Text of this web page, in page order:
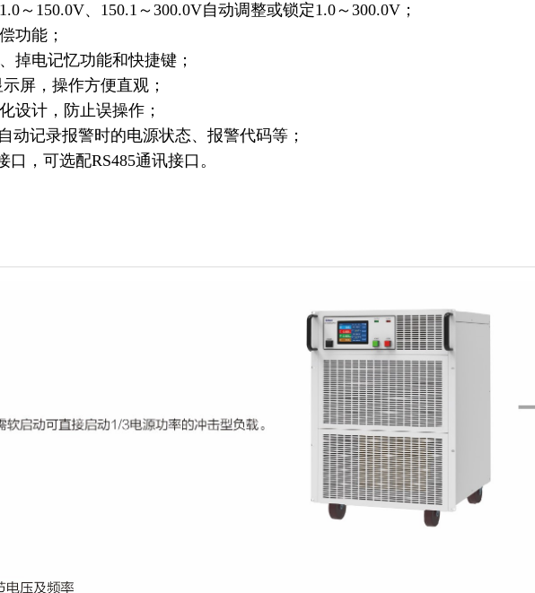
～150.0V、150.1～300.0V自动调整或锁定1.0～300.0V；
功能；
掉电记忆功能和快捷键；
屏，操作方便直观；
设计，防止误操作；
动记录报警时的电源状态、报警代码等；
，可选配RS485通讯接口。